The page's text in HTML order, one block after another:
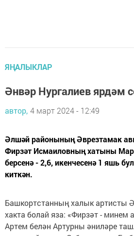
ЯҢАЛЫКЛАР
Әнвәр Нургалиев ярдәм
автор, 4 март 2024 - 12:49
Әлшәй районының Әврезтамак
Фирзәт Исмаиловның хатыны
берсенә - 2,6, икенчесенә 1 яшь
киткән.
Башкортстанның халык артисты
хакта болай яза: «Фирзәт - минем
Артем белән Артурны әниләре